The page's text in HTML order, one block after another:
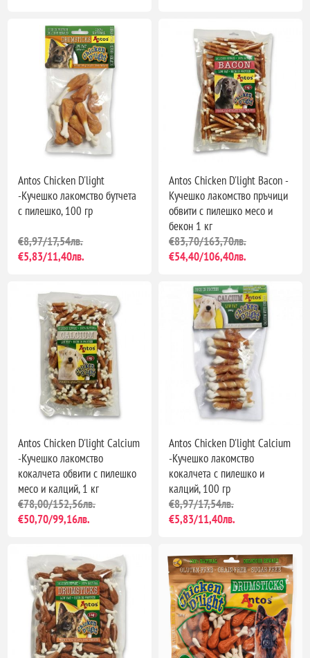
Antos Chicken D'light
-Кучешко лакомство бутчета
с пилешко, 100 гр
€8,97/17,54лв.
€5,83/11,40лв.
Antos Chicken D'light Bacon -
Кучешко лакомство пръчици
обвити с пилешко месо и
бекон 1 кг
€83,70/163,70лв.
€54,40/106,40лв.
Antos Chicken D'light Calcium
-Кучешко лакомство
кокалчета обвити с пилешко
месо и калций, 1 кг
€78,00/152,56лв.
€50,70/99,16лв.
Antos Chicken D'light Calcium
-Кучешко лакомство
кокалчета с пилешко и
калций, 100 гр
€8,97/17,54лв.
€5,83/11,40лв.